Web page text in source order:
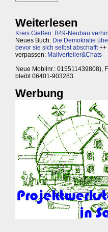
Weiterlesen
Kreis Gießen: B49-Neubau
Neues Buch: Die Demokratie
bevor sie sich selbst abschafft++
verpassen: Mailverteiler&Chats
Neue Mobilnr.: 015511439808),
bleibt 06401-903283
Werbung